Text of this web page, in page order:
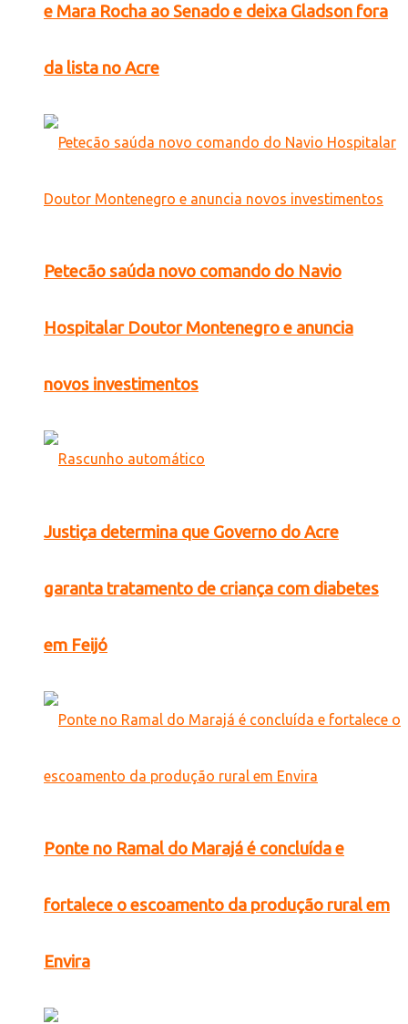
e Mara Rocha ao Senado e deixa Gladson fora
da lista no Acre
Petecão saúda novo comando do Navio
Hospitalar Doutor Montenegro e anuncia
novos investimentos
Justiça determina que Governo do Acre
garanta tratamento de criança com diabetes
em Feijó
Ponte no Ramal do Marajá é concluída e
fortalece o escoamento da produção rural em
Envira